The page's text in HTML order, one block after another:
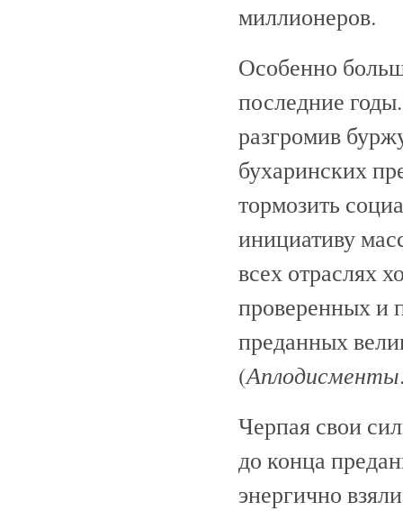
миллионеров.
Особенно
последние
разгромив
бухаринских
тормозить
инициативу
всех отраслях
проверенных и
преданных
(Аплодисменты
Черпая свои
до конца
энергично